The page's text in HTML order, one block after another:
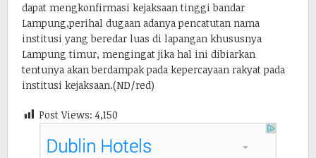
dapat mengkonfirmasi kejaksaan tinggi bandar
Lampung,perihal dugaan adanya pencatutan nama
institusi yang beredar luas di lapangan khususnya
Lampung timur, mengingat jika hal ini dibiarkan
tentunya akan berdampak pada kepercayaan rakyat pada
institusi kejaksaan.(ND/red)
Post Views: 4,150